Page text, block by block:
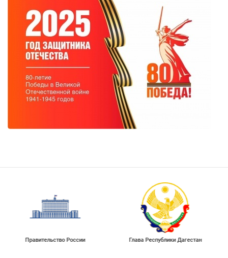
Правительство России Глава Республики Дагестан